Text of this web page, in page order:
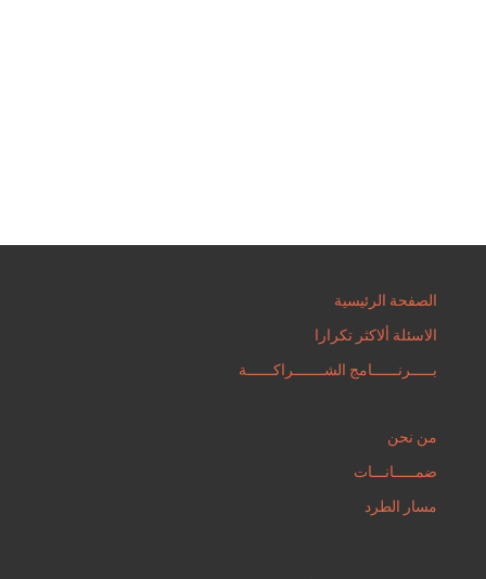
الصفحة الرئيسية
الاسئلة ألاكثر تكرارا
بـــــرنــــــامج الشـــــــراكــــــة
من نحن
ضمـــــانـــات
مسار الطرد